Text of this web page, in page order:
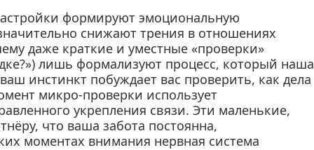
формируют эмоциональную
снижают трения в отношениях
даже краткие и уместные «проверки»
лишь формализуют процесс, который наша
инстинкт побуждает вас проверить, как дела
микро-проверки использует
укрепления связи. Эти маленькие,
что ваша забота постоянна,
моментах внимания нервная система